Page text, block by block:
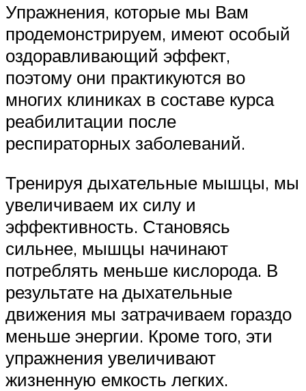
Упражнения, которые мы Вам
продемонстрируем, имеют особый
оздоравливающий эффект,
поэтому они практикуются во
многих клиниках в составе курса
реабилитации после
респираторных заболеваний.
Тренируя дыхательные мышцы, мы
увеличиваем их силу и
эффективность. Становясь
сильнее, мышцы начинают
потреблять меньше кислорода. В
результате на дыхательные
движения мы затрачиваем гораздо
меньше энергии. Кроме того, эти
упражнения увеличивают
жизненную емкость легких.